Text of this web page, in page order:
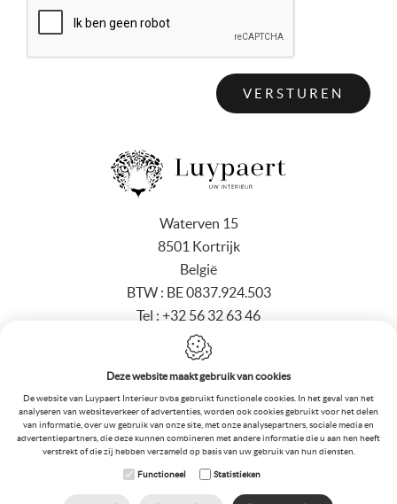
Deze website maakt gebruik van cookies
De website van Luypaert Interieur bvba gebruikt functionele cookies. In het geval van het
analyseren van websiteverkeer of advertenties, worden ook cookies gebruikt voor het delen
van informatie, over uw gebruik van onze site, met onze analysepartners, sociale media en
advertentiepartners, die deze kunnen combineren met andere informatie die u aan hen heeft
verstrekt of die zij hebben verzameld op basis van uw gebruik van hun diensten.
Functioneel Statistieken
Waterven 15
8501 Kortrijk
België
BTW : BE 0837.924.503
Tel : +32 56 32 63 46
+32 479 326 346
info@luypaertinterieur.be
Webdesign byIDcreation2018-Sitemap - Cookie Policy